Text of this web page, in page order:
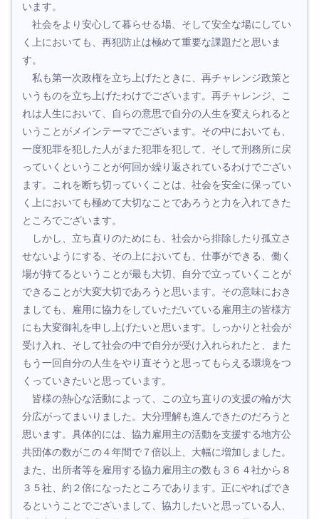
います。
社会をより安心して暮らせる場、そして安全な場にしてい
く上においても、再犯防止は極めて重要な課題だと思いま
す。
私も第一次政権を立ち上げたときに、再チャレンジ政策と
いうものを立ち上げたわけでございます。再チャレンジ、こ
れは人生において、自らの意思で自分の人生を変えられると
いうことがメインテーマでございます。その中においても、
一度犯罪を犯した人がまた犯罪を犯して、そして刑務所に戻
っていくということが何回か繰り返されているわけでござい
ます。これを断ち切っていくことは、社会を安全に保ってい
く上においても極めて大切なことであろうと力を入れてきた
ところでございます。
しかし、立ち直りのためにも、社会から排除したり孤立さ
せないようにする、その上においても、仕事ができる、働く
場が持てるということが最も大切、自分で立っていくことが
できることが大変大切であろうと思います。その意味におき
ましても、雇用に協力をしていただいている雇用主の皆様方
にも大変御礼を申し上げたいと思います。しっかりと社会が
受け入れ、そして社会の中で自分が受け入れられたと、また
もう一回自分の人生をやり直そうと思ってもらえる環境をつ
くっていきたいと思っています。
皆様の熱心な活動によって、この立ち直りの支援の輪が大
分広がってまいりました。大分理解も進んできたのだろうと
思います。具体的には、協力雇用主の活動を支援する地方公
共団体の数がこの４年間で７倍以上、大幅に増加しました。
また、出所者等を雇用する協力雇用主の数も３６４社から８
３５社、約２倍になったところであります。正にやればでき
るということでございまして、協力したいと思っている人、